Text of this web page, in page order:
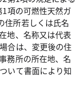
項の可燃性天然ガ
住所若しくは氏名
地、名称又は代表
合は、変更後の住
務所の所在地、名
いて書面により知